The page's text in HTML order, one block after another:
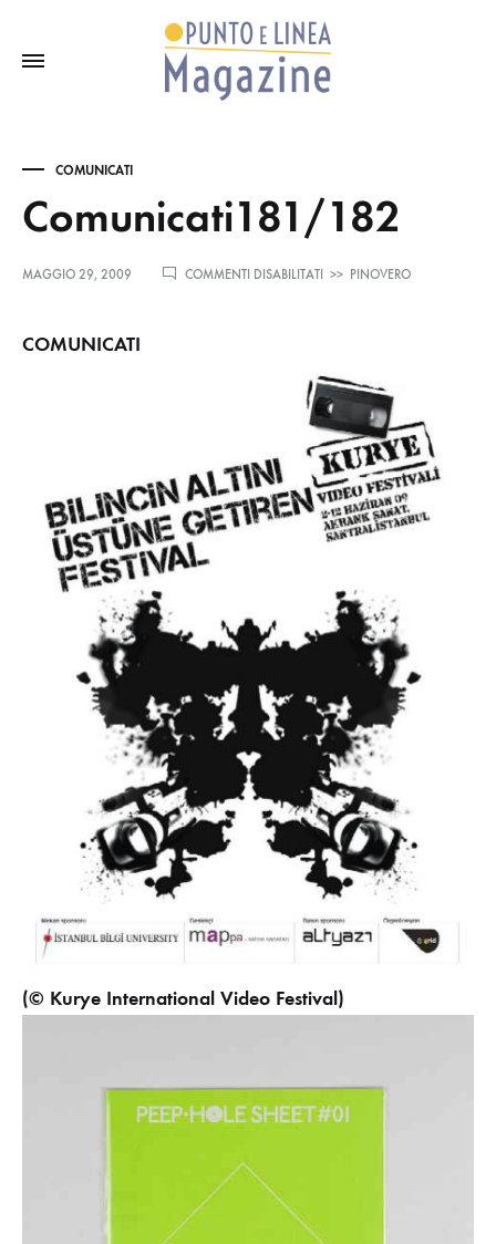
COMUNICATI
Comunicati181/182
MAGGIO 29, 2009 COMMENTI DISABILITATI
SU
>> PINOVERO
COMUNICATI
(© Kurye International Video Festival)